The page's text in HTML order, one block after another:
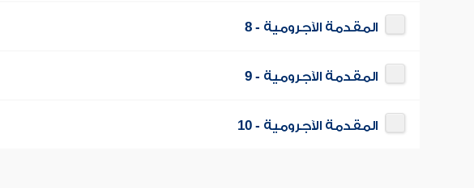
المقدمة الآجرومية - 8
المقدمة الآجرومية - 9
المقدمة الآجرومية - 10